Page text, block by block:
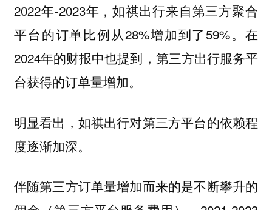
2022年-2023年，如祺出行来自第三方聚合
平台的订单比例从28%增加到了59%。在
2024年的财报中也提到，第三方出行服务平
台获得的订单量增加。
明显看出，如祺出行对第三方平台的依赖程
度逐渐加深。
伴随第三方订单量增加而来的是不断攀升的